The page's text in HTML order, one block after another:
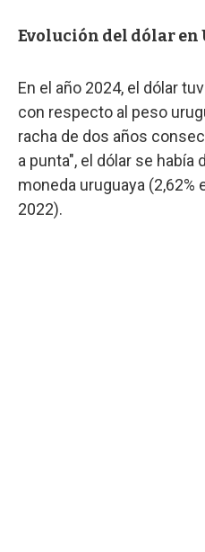
Evolución del dólar en
En el año 2024, el dólar
con respecto al peso
racha de dos años
a punta", el dólar se había
moneda uruguaya (2,62%
2022).